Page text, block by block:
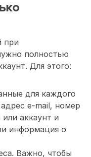
при
полностью
Для этого:
для каждого
e-mail, номер
или аккаунт и
информация о
Важно, чтобы